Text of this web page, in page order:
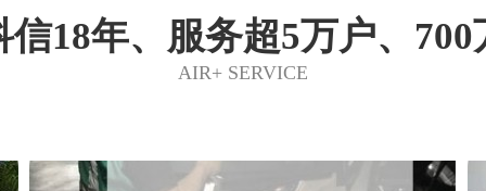
信18年、服务超5万户、700
AIR+ SERVICE